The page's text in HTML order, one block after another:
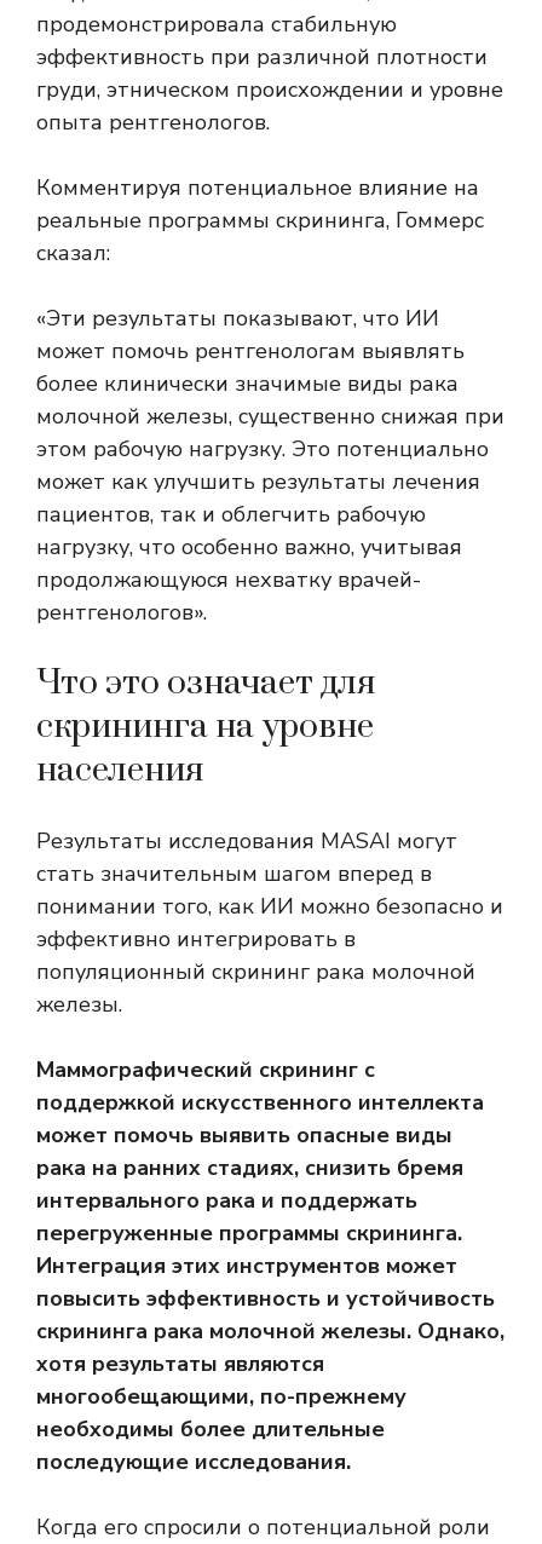
продемонстрировала стабильную
эффективность при различной плотности
груди, этническом происхождении и уровне
опыта рентгенологов.
Комментируя потенциальное влияние на
реальные программы скрининга, Гоммерс
сказал:
«Эти результаты показывают, что ИИ
может помочь рентгенологам выявлять
более клинически значимые виды рака
молочной железы, существенно снижая при
этом рабочую нагрузку. Это потенциально
может как улучшить результаты лечения
пациентов, так и облегчить рабочую
нагрузку, что особенно важно, учитывая
продолжающуюся нехватку врачей-
рентгенологов».
Что это означает для
скрининга на уровне
населения
Результаты исследования MASAI могут
стать значительным шагом вперед в
понимании того, как ИИ можно безопасно и
эффективно интегрировать в
популяционный скрининг рака молочной
железы.
Маммографический скрининг с
поддержкой искусственного интеллекта
может помочь выявить опасные виды
рака на ранних стадиях, снизить бремя
интервального рака и поддержать
перегруженные программы скрининга.
Интеграция этих инструментов может
повысить эффективность и устойчивость
скрининга рака молочной железы. Однако,
хотя результаты являются
многообещающими, по-прежнему
необходимы более длительные
последующие исследования.
Когда его спросили о потенциальной роли